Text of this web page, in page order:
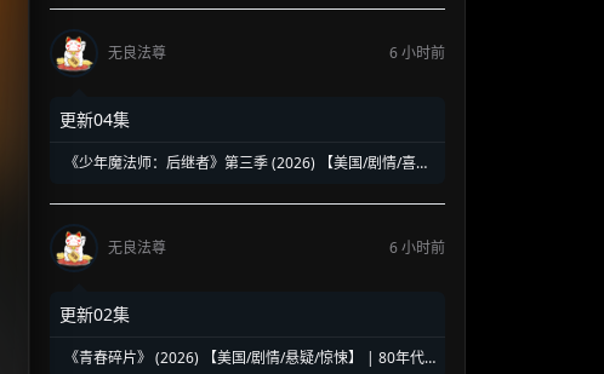
醒之路
无良法尊
6 小时前
更新04集
《少年魔法师：后继者》第三季 (2026) 【美国/剧情/喜剧/
拯救家族
无良法尊
6 小时前
更新02集
《青春碎片》 (2026) 【美国/剧情/悬疑/惊悚】 | 80年代